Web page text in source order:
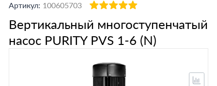
Артикул: 100605703
Вертикальный многоступенчатый
насос PURITY PVS 1-6 (N)